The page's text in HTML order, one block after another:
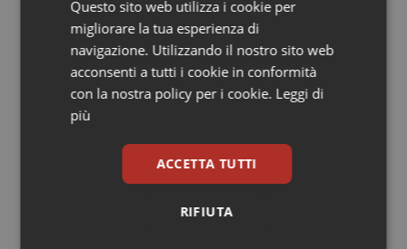
Veneto
Oncoematologia
Oncologia & Nutrizione
Psoriasi & pelle
Quotidiano Cardiologia
Quotidiano Chirurgia
Ultime analisi e review da QS Pro
Gold
Cloud sanitario: infrastrutture,
Questo sito web utilizza i cookie per
migliorare la tua esperienza di
navigazione. Utilizzando il nostro sito web
acconsenti a tutti i cookie in conformità
con la nostra policy per i cookie. Leggi di
più
ACCETTA TUTTI
RIFIUTA